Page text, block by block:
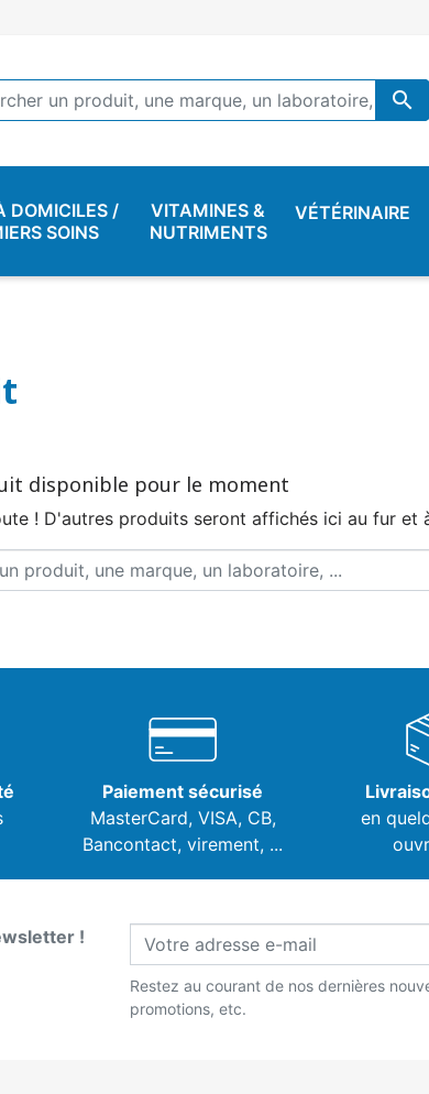

DOMICILES /
SOINS
VITAMINES &
NUTRIMENTS
VÉTÉRINAIRE
disponible pour le moment
! D'autres produits seront affichés ici au fur et
Paiement sécurisé
MasterCard, VISA, CB,
Bancontact, virement, ...
en
!
Restez au courant de nos dernières
promotions, etc.